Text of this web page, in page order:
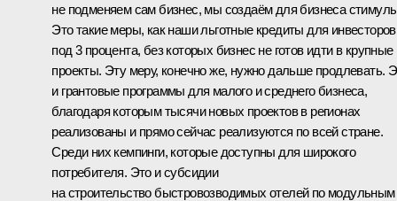
не подменяем сам бизнес, мы создаём для бизнеса
Это такие меры, как наши льготные кредиты для инвесторов
под 3 процента, без которых бизнес не готов идти в крупные
проекты. Эту меру, конечно же, нужно дальше продлевать.
и грантовые программы для малого и среднего бизнеса,
благодаря которым тысячи новых проектов в регионах
реализованы и прямо сейчас реализуются по всей стране.
Среди них кемпинги, которые доступны для широкого
потребителя. Это и субсидии
на строительство быстровозводимых отелей по модульным